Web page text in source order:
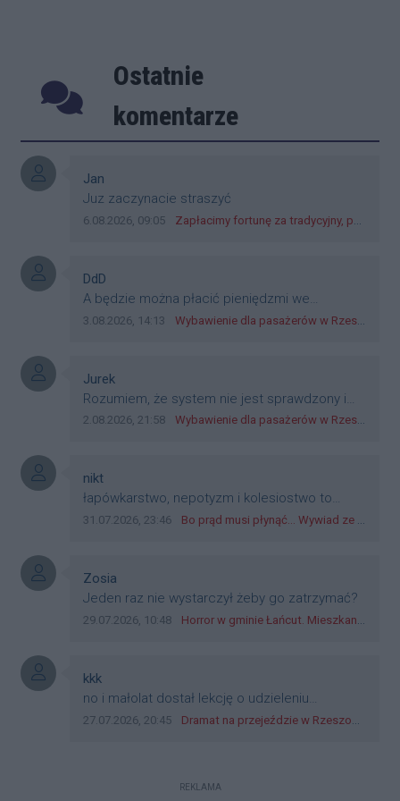
Ostatnie
komentarze
Autor komentarza:
Jan
Treść komentarza:
Juz zaczynacie straszyć
Data dodania komentarza:
6.08.2026, 09:05 Źródło komentarza:
Zapłacimy fortunę za tradycyjny, polski obiad?! Ceny ziemniaków w skupach skoczyły o 265 procent!
Autor komentarza:
DdD
Treść komentarza:
A będzie można płacić pieniędzmi we
wszystkich? Bo banknoty emitowane przez
plastik czy inne bliki. Zakrawa na
dyskryminację.
Data dodania komentarza:
3.08.2026, 14:13 Źródło komentarza:
Wybawienie dla pasażerów w Rzeszowie? W mieście ruszyły testy nowego rozwiązania
Autor komentarza:
Jurek
Treść komentarza:
Rozumiem, że system nie jest sprawdzony i
przetestowany. Wybieram się z mim młodym
przejazdów dadzą radę. Albo ogarną, jak to
teraz młode ludzie mówią.
Data dodania komentarza:
2.08.2026, 21:58 Źródło komentarza:
Wybawienie dla pasażerów w Rzeszowie? W mieście ruszyły testy nowego rozwiązania
Autor komentarza:
nikt
Treść komentarza:
łapówkarstwo, nepotyzm i kolesiostwo to
norma w pge dystrybucja rzeszów, takie ***e
zagorzali pisowcy
Data dodania komentarza:
31.07.2026, 23:46 Źródło komentarza:
Bo prąd musi płynąć... Wywiad ze Zbigniewem Możdżeniem - Dyrektorem Generalnym Oddziału PGE Dystrybucja w Rzeszowie
Autor komentarza:
Zosia
Treść komentarza:
Jeden raz nie wystarczył żeby go zatrzymać?
Data dodania komentarza:
29.07.2026, 10:48 Źródło komentarza:
Horror w gminie Łańcut. Mieszkaniec Rzeszowa terroryzował rodzinę nożem i zaatakował policjantów! [VIDEO]
Autor komentarza:
kkk
Treść komentarza:
no i małolat dostał lekcję o udzieleniu
pierwszeństwa
Data dodania komentarza:
27.07.2026, 20:45 Źródło komentarza:
Dramat na przejeździe w Rzeszowie. 16-latek na hulajnodze wjechał wprost pod szynobus
REKLAMA